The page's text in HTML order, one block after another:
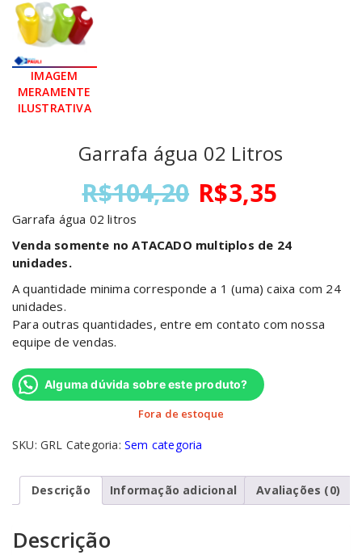
Garrafa água 02 Litros
R$104,20 O
preço
era:
R$104,20.
R$3,35
é:
Garrafa água 02 litros
Venda somente no ATACADO multiplos de 24
unidades.
A quantidade minima corresponde a 1 (uma) caixa com 24
unidades.
Para outras quantidades, entre em contato com nossa
equipe de vendas.
Alguma dúvida sobre este produto?
Fora de estoque
SKU: GRL Categoria:Sem categoria
Descrição Informação adicional Avaliações (0)
Descrição